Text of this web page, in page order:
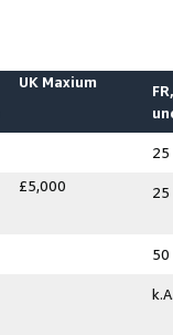
UK Maxium
25
£5,000 25
50